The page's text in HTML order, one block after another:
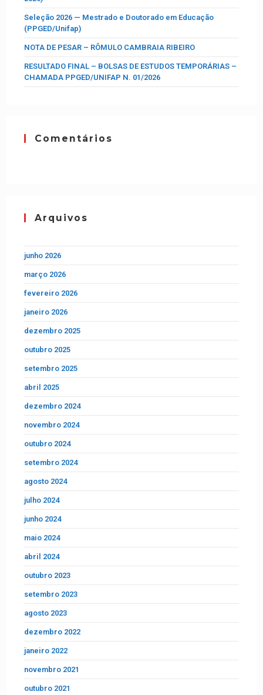
Seleção 2026 — Mestrado e Doutorado em Educação
(PPGED/Unifap)
NOTA DE PESAR – RÔMULO CAMBRAIA RIBEIRO
RESULTADO FINAL – BOLSAS DE ESTUDOS TEMPORÁRIAS –
CHAMADA PPGED/UNIFAP N. 01/2026
Comentários
Arquivos
junho 2026
março 2026
fevereiro 2026
janeiro 2026
dezembro 2025
outubro 2025
setembro 2025
abril 2025
dezembro 2024
novembro 2024
outubro 2024
setembro 2024
agosto 2024
julho 2024
junho 2024
maio 2024
abril 2024
outubro 2023
setembro 2023
agosto 2023
dezembro 2022
janeiro 2022
novembro 2021
outubro 2021